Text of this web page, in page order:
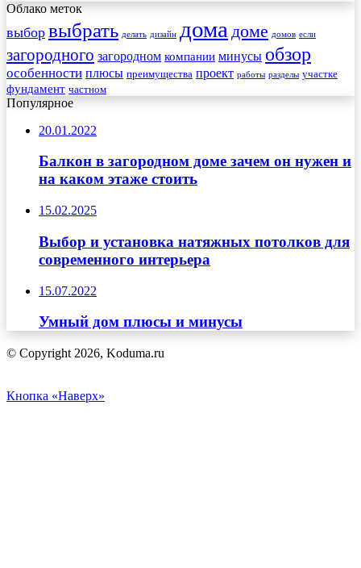
Облако меток
выбор выбрать делать дизайн дома доме домов если
загородного загородном компании минусы обзор
особенности плюсы преимущества проект работы разделы участке
фундамент частном
Популярное
20.01.2022
Балкон в загородном доме зачем он нужен и
на каком этаже стоить
15.02.2025
Выбор и установка натяжных потолков для
современного интерьера
15.07.2022
Умный дом плюсы и минусы
© Copyright 2026, Koduma.ru
Кнопка «Наверх»